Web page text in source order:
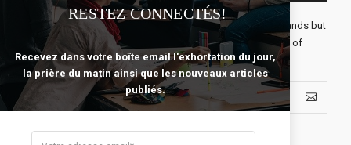
The real voyage of discovery consists not in seeking new lands but
seeing with new eyes. All journeys have secret destinations of
which the traveler is unaware.
RESTEZ CONNECTÉS!
Recevez dans votre boîte email l'exhortation du jour,
la prière du matin ainsi que les nouveaux articles
publiés.